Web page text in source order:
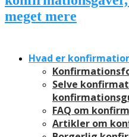
Hvad er
Selve
FAQ om
Artikler om